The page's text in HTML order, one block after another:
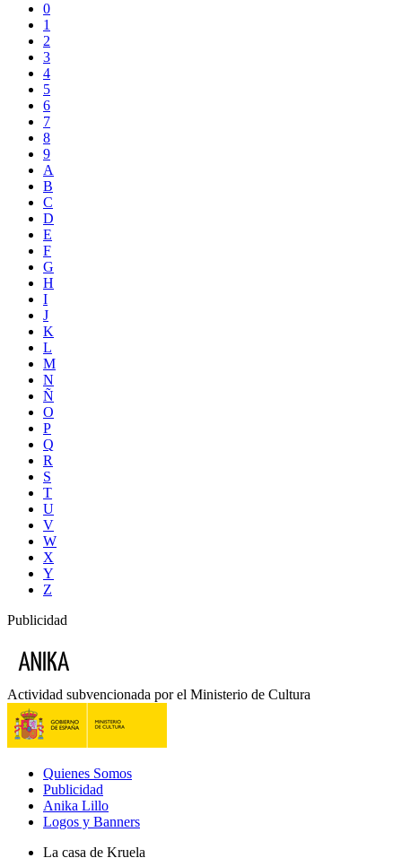
0
1
2
3
4
5
6
7
8
9
A
B
C
D
E
F
G
H
I
J
K
L
M
N
Ñ
O
P
Q
R
S
T
U
V
W
X
Y
Z
Publicidad
Actividad subvencionada por el Ministerio de Cultura
Quienes Somos
Publicidad
Anika Lillo
Logos y Banners
La casa de Kruela